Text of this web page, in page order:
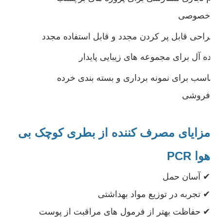
خصوصی
طراحی قابل پر کردن مجدد و قابل استفاده مجدد
ایده آل برای مجموعه های زیبایی پایدار
مناسب برای نمونه برداری و بسته بندی خرده
فروشی
مزایای مصرف کننده از بطری کوچک بی
هوا PCR
✔ آسان حمل
✔ تجربه در توزیع مواد بهداشتی
✔ حفاظت بهتر از فرمول های مراقبت از پوست